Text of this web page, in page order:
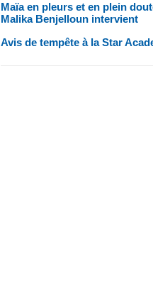
Maïa en pleurs et en plein
Malika Benjelloun intervient
Avis de tempête à la Star